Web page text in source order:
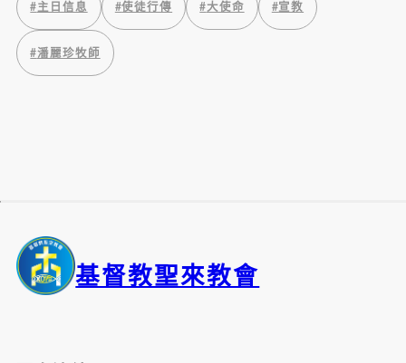
#主日信息 #使徒行傳 #大使命 #宣教
#潘麗珍牧師
基督教聖來教會